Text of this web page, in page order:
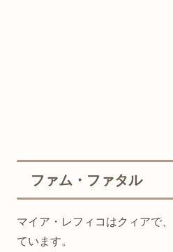
ファム・ファタル
マイア・レフィコはクィアで
ています。